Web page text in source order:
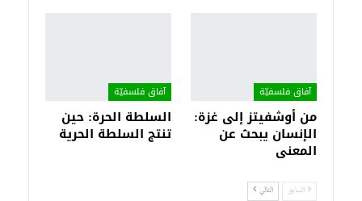
آفاق فلسفيّة‎
من أوشفيتز إلى غزة:
الإنسان يبحث عن
المعنى
آفاق فلسفيّة‎
السلطة الحرة: حين
تنتج السلطة الحرية
السابق التالي